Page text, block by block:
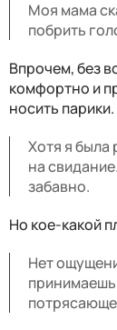
Моя мама
побрить
Впрочем, без
комфортно и
носить парики.
Хотя я была
на
забавно.
Но кое-какой
Нет